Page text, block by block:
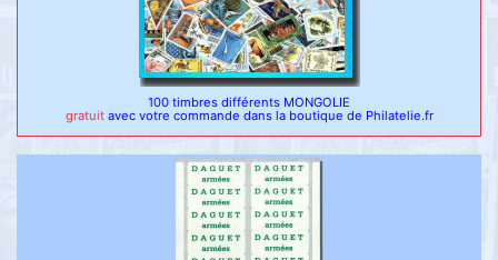
100 timbres différents MONGOLIE
gratuit avec votre commande dans la boutique de Philatelie.fr